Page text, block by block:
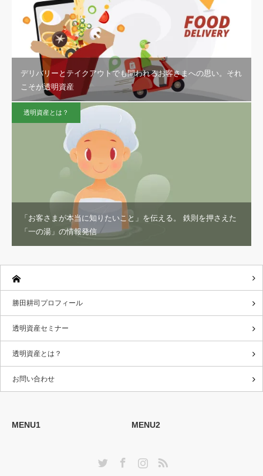
デリバリーとテイクアウトでも問われるお客さまへの思い。それ
こそが透明資産
透明資産とは？
「お客さまが本当に知りたいこと」を伝える。 鉄則を押さえた
「一の湯」の情報発信
勝田耕司プロフィール
透明資産セミナー
透明資産とは？
お問い合わせ
MENU1 MENU2
RSS